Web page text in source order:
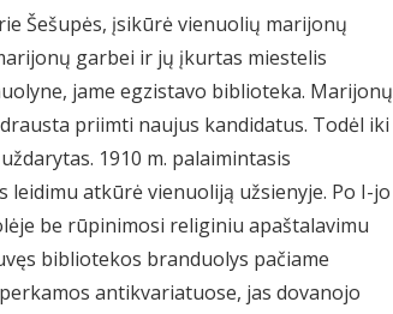
Šešupės, įsikūrė vienuolių marijonų
garbei ir jų įkurtas miestelis
jame egzistavo biblioteka. Marijonų
priimti naujus kandidatus. Todėl iki
1910 m. palaimintasis
atkūrė vienuoliją užsienyje. Po I-jo
be rūpinimosi religiniu apaštalavimu
bibliotekos branduolys pačiame
antikvariatuose, jas dovanojo